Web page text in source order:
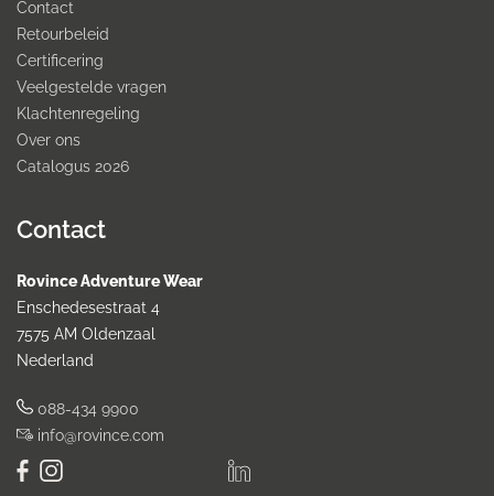
Contact
Retourbeleid
Certificering
Veelgestelde vragen
Klachtenregeling
Over ons
Catalogus 2026
Contact
Rovince Adventure Wear
Enschedesestraat 4
7575 AM Oldenzaal
Nederland
088-434 9900
info@rovince.com